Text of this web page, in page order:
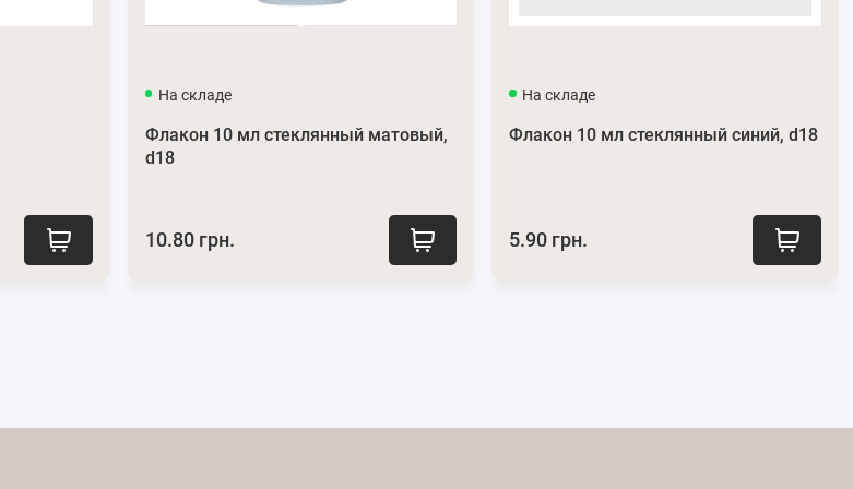
На складе
Флакон 10 мл стеклянный матовый,
d18
10.80 грн.
На складе
Флакон 10 мл стеклянный синий, d18
5.90 грн.